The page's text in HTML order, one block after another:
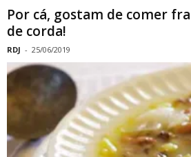
Por cá, gostam de comer
de corda!
RDJ - 25/06/2019